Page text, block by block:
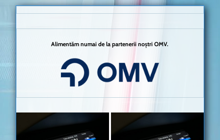
Alimentăm numai de la partenerii noștri OMV.